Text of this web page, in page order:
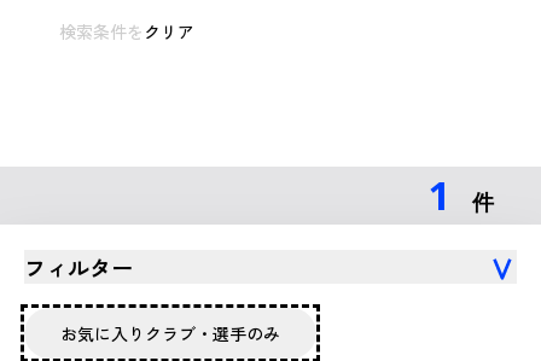
検索条件を クリア
1 件
フィルター
お気に入りクラブ・選手のみ